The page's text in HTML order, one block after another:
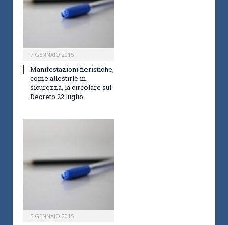
7 GENNAIO 2015
Manifestazioni fieristiche,
come allestirle in
sicurezza, la circolare sul
Decreto 22 luglio
5 GENNAIO 2015